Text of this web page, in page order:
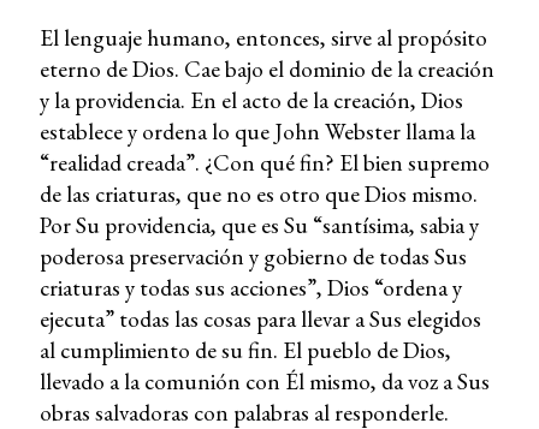
El lenguaje humano, entonces, sirve al propósito
eterno de Dios. Cae bajo el dominio de la creación
y la providencia. En el acto de la creación, Dios
establece y ordena lo que John Webster llama la
“realidad creada”. ¿Con qué fin? El bien supremo
de las criaturas, que no es otro que Dios mismo.
Por Su providencia, que es Su “santísima, sabia y
poderosa preservación y gobierno de todas Sus
criaturas y todas sus acciones”, Dios “ordena y
ejecuta” todas las cosas para llevar a Sus elegidos
al cumplimiento de su fin. El pueblo de Dios,
llevado a la comunión con Él mismo, da voz a Sus
obras salvadoras con palabras al responderle.